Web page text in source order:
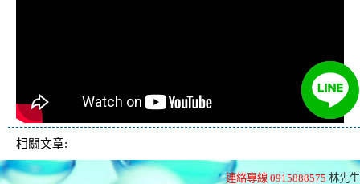
相關文章:
連絡專線 0915888575 林先生